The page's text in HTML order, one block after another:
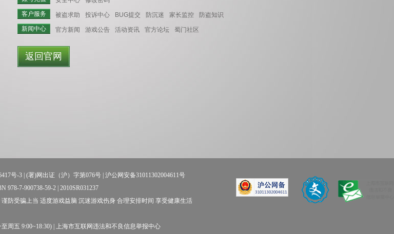
客户服务
被盗求助 投诉中心 BUG提交 防沉迷 家长监控
防盗知识
新闻中心
官方新闻 游戏公告 活动资讯 官方论坛 蜀门社区
返回官网
号-3 | (署)网出证（沪）字第076号 | 沪公网安备31011302004611号
978-7-900738-59-2 | 2010SR031237
防受骗上当 适度游戏益脑 沉迷游戏伤身 合理安排时间 享受健康生活
周五 9:00~18:30) | 上海市互联网违法和不良信息举报中心